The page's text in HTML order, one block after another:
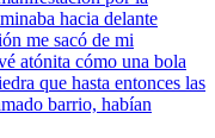
hacia delante
me sacó de mi
atónita cómo una bola
que hasta entonces las
barrio, habían